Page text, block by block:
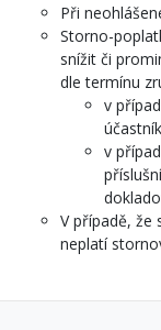
Při
Storno-
snížit či
dle termínu
v
v
V případě, že
neplatí